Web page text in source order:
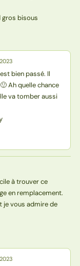
bisous
bien passé. Il
Ah quelle chance
va tomber aussi
à trouver ce
en remplacement.
je vous admire de